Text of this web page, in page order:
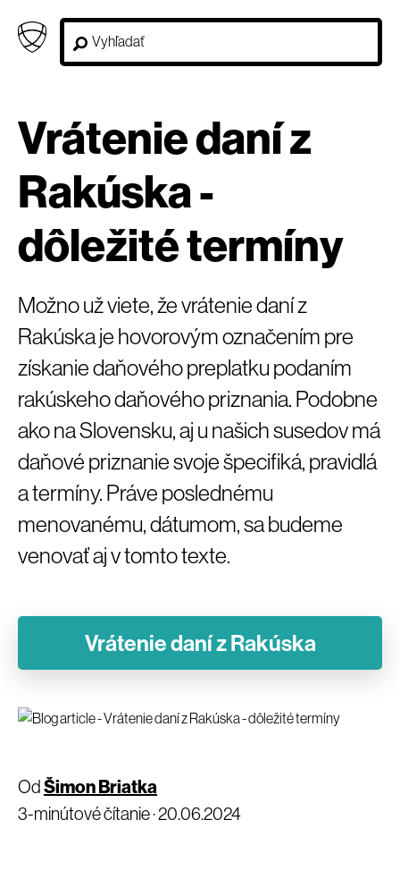
Vrátenie daní z
Rakúska -
dôležité termíny
Možno už viete, že vrátenie daní z
Rakúska je hovorovým označením pre
získanie daňového preplatku podaním
rakúskeho daňového priznania. Podobne
ako na Slovensku, aj u našich susedov má
daňové priznanie svoje špecifiká, pravidlá
a termíny. Práve poslednému
menovanému, dátumom, sa budeme
venovať aj v tomto texte.
Vrátenie daní z Rakúska
OdŠimon Briatka
3-minútové čítanie ·20.06.2024